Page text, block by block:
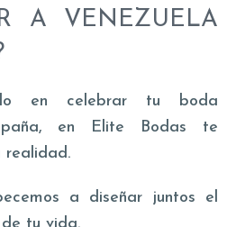
A VENEZUELA
en celebrar tu boda
en Elite Bodas te
realidad.
a diseñar juntos el